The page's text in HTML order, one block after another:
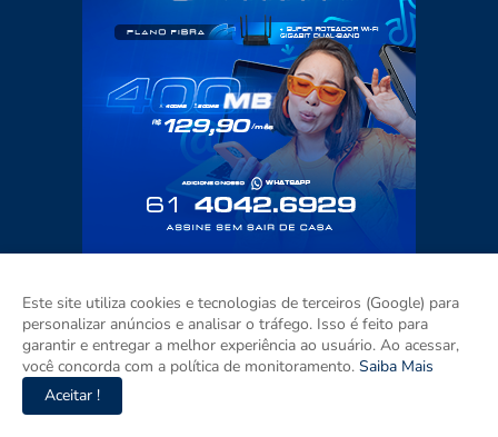
Este site utiliza cookies e tecnologias de terceiros (Google) para
personalizar anúncios e analisar o tráfego. Isso é feito para
garantir e entregar a melhor experiência ao usuário. Ao acessar,
você concorda com a política de monitoramento. Saiba Mais
Aceitar !